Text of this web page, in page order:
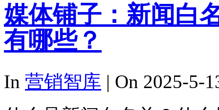
媒体铺子：新闻白
有哪些？
In 营销智库 | On 2025-5-